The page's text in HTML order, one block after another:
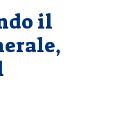
il